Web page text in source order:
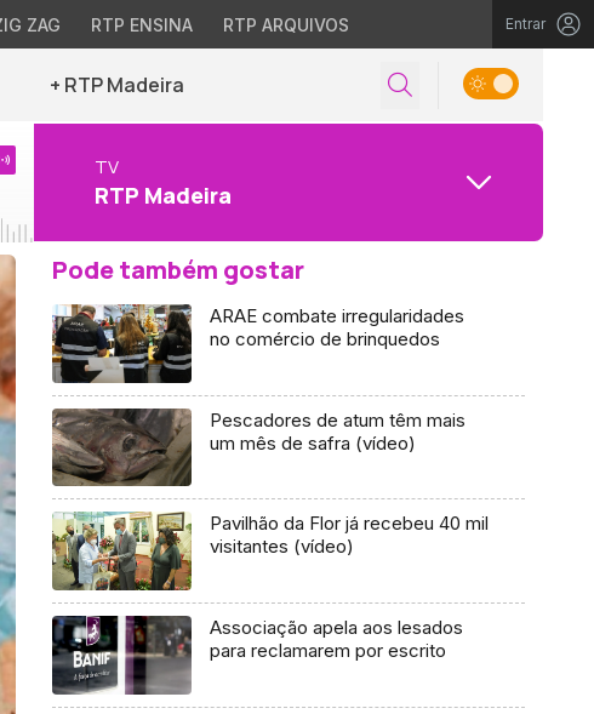
ZAG RTP ENSINA RTP ARQUIVOS Entrar
+ RTP Madeira
TV
RTP Madeira
Pode também gostar
ARAE combate irregularidades
no comércio de brinquedos
Pescadores de atum têm mais
um mês de safra (vídeo)
Pavilhão da Flor já recebeu 40 mil
visitantes (vídeo)
Associação apela aos lesados
para reclamarem por escrito